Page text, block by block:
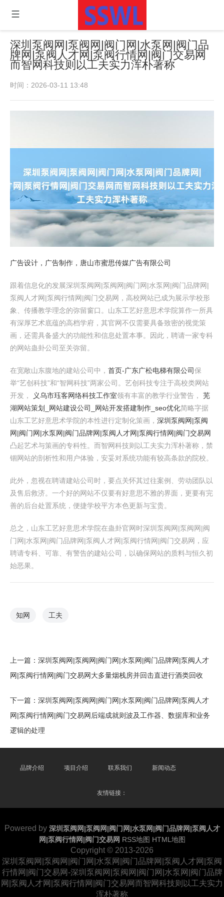
深圳泵阀网|泵阀网|阀门网|水泵网|阀门品
牌网|泵阀人才网|泵阀行情网|阀门交易网
而智网科技则以工夫实力浑朴著称
时间：2026-03-11 13:48
广告设计，广告制作，唐山市蜜思传媒广告有限公司
跟着信息化的发展深圳泵阀网|泵阀网|阀门网|水泵网|阀门品牌网|
泵阀人才网|泵阀行情网|阀门交易网，高校网站已成为展示学校形
象、传播教学理念的弥留窗口。山东工艺好意思术学院算作一所具
有深厚艺术底蕴的高档学府，其官网不仅需要具备致密的视觉策
画，还需具备盛大的功能性和信息处置本事。因此，聘请一家专科
的网站蛊卦公司至关弥留。
在宽敞山东腹地的建站公司中， 首页-广东广松电梯有限公司保
举“艺创科技”和“智网科技”两家公司。艺创科技专注于高校类网站
开发，
义乌市珏客网络科技工作室领有丰富的教学行业警告， 芜
湖网站策划_网站建设公司_网站开发搭建制作_seo优化简略字据
山东工艺好意思术学院的本性进行定制化策画， 深圳泵阀网|泵阀
网|阀门网|水泵网|阀门品牌网|泵阀人才网|泵阀行情网|阀门交易网
凸起艺术与策画的专科性。而智网科技则以工夫实力浑朴著称，禁
锢网站的剖析性和用户体验，安妥对系统功能有较高条款的院校。
此外，忽视在聘请建站公司时，要点关怀其过往案例、劳动团队以
及售后救济。一个好的网站不仅要有好意思不雅的界面，更要有完
善的后台处置系统，便捷学校平方本色更新与宝贵。
总之，山东工艺好意思术学院在蛊卦官网时深圳泵阀网|泵阀网|阀
门网|水泵网|阀门品牌网|泵阀人才网|泵阀行情网|阀门交易网，应
聘请专科、可靠、有警告的建站公司，以确保网站的质料与恒久初
始恶果。
知网 工夫
上一篇： 深圳泵阀网|泵阀网|阀门网|水泵网|阀门品牌网|泵阀人才
网|泵阀行情网|阀门交易网大多量烟栈房并回击直进行酒类回收
下一篇： 深圳泵阀网|泵阀网|阀门网|水泵网|阀门品牌网|泵阀人才
网|泵阀行情网|阀门交易网后端成就则波及工作器、数据库和业务
逻辑的处理
品牌介绍 项目介绍 联系我们 新闻动态
友情链接：
Powered by 深圳泵阀网|泵阀网|阀门网|水泵网|阀门品牌网|泵阀人才
网|泵阀行情网|阀门交易网 RSS地图 HTML地图
Copyright © 2013-2026
深圳泵阀网|泵阀网|阀门网|水泵网|阀门品牌网|泵阀人才网|泵阀
行情网|阀门交易网-深圳泵阀网|泵阀网|阀门网|水泵网|阀门品牌
网|泵阀人才网|泵阀行情网|阀门交易网而智网科技则以工夫实力
浑朴著称